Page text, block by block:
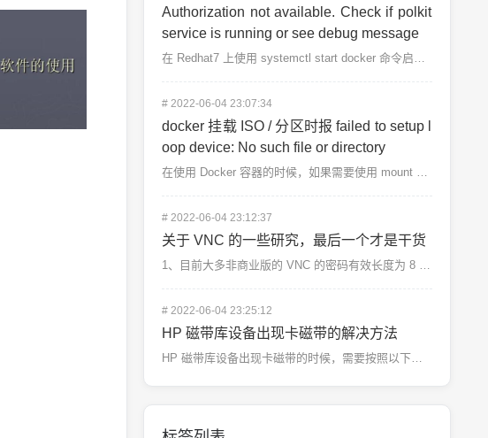
Authorization not available. Check if polkit
service is running or see debug message
# 2022-06-04 23:07:34
docker 挂载 ISO / 分区时报 failed to setup l
oop device: No such file or directory
# 2022-06-04 23:12:37
关于 VNC 的一些研究，最后一个才是干货
# 2022-06-04 23:25:12
HP 磁带库设备出现卡磁带的解决方法